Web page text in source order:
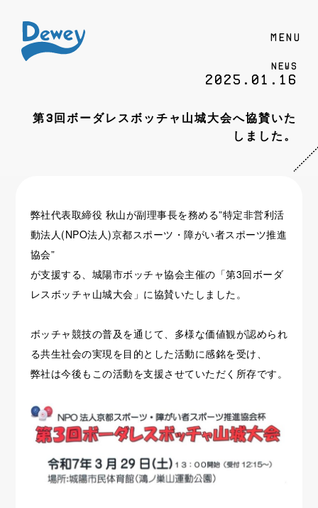
MENU
News
2025.01.16
第3回ボーダレスボッチャ山城大会へ協賛いた
しました。
弊社代表取締役 秋山が副理事長を務める”特定非営利活
動法人(NPO法人)京都スポーツ・障がい者スポーツ推進
協会”
が支援する、城陽市ボッチャ協会主催の「第3回ボーダ
レスボッチャ山城大会」に協賛いたしました。
ボッチャ競技の普及を通じて、多様な価値観が認められ
る共生社会の実現を目的とした活動に感銘を受け、
弊社は今後もこの活動を支援させていただく所存です。